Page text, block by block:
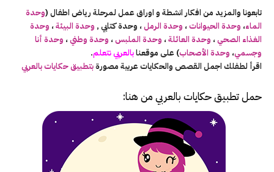
تابعونا والمزيد من افكار انشطة و اوراق عمل لمرحلة رياض اطفال (وحدة
الماء، وحدة الحيوانات، وحدة الرمل، وحدة كتابي , وحدة البيئة، وحدة
الغذاء الصحي، وحدة العائلة، وحدة الملبس، وحدة وطني، وحدة أنا
وجسمي، وحدة الأصحاب) على موقعنابالعربي نتعلم.
اقرأ لطفلك اجمل القصص والحكايات عربية مصورةبتطبيق حكايات بالعربي
حمل تطبيقحكايات بالعربي من هنا: